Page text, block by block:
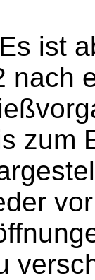
Es ist
nach
zum